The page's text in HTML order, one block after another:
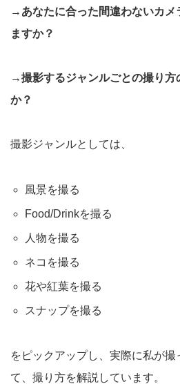
→あなたに合った間違わないカメ
ますか？
→撮影するジャンルごとの撮り方
か？
撮影ジャンルとしては、
風景を撮る
Food/Drinkを撮る
人物を撮る
ネコを撮る
花や紅葉を撮る
スナップを撮る
をピックアップし、実際に私が
て、撮り方を解説しています。